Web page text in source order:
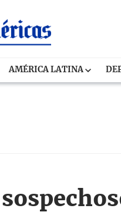
AMÉRICA LATINA